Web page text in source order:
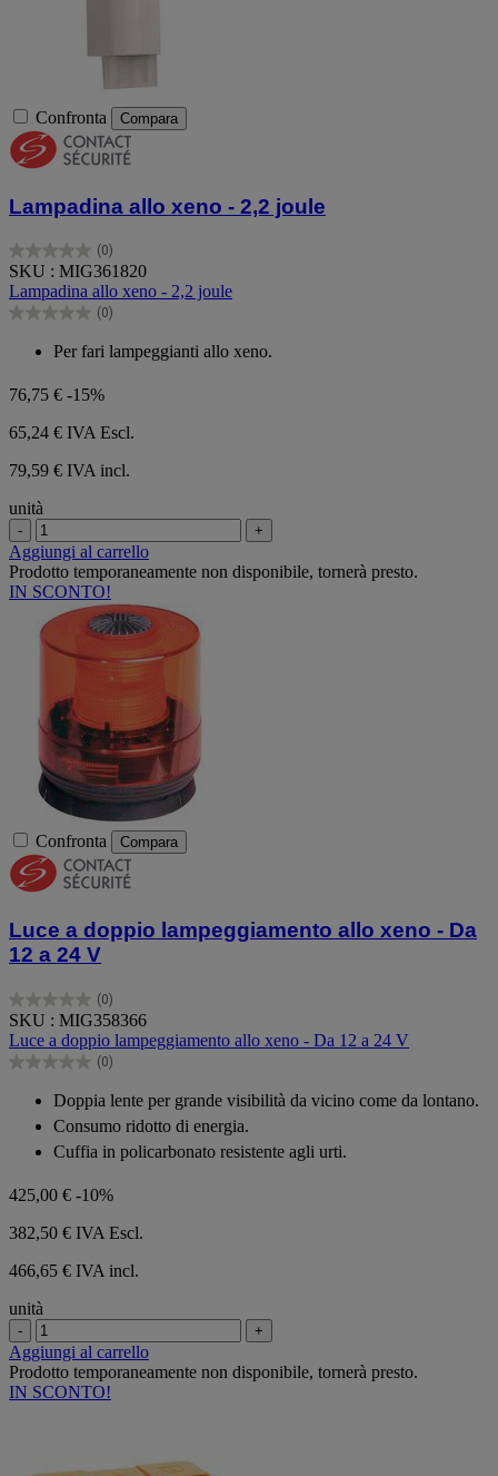
Confronta Compara
Lampadina allo xeno - 2,2 joule
(0)
0.0
su
5
stelle.
SKU : MIG361820
Lampadina allo xeno - 2,2 joule
(0)
0.0
Per fari lampeggianti allo xeno.
76,75 € -15%
65,24 € IVA Escl.
79,59 € IVA incl.
unità
- +
Aggiungi al carrello
Prodotto temporaneamente non disponibile, tornerà presto.
IN SCONTO!
Confronta Compara
Luce a doppio lampeggiamento allo xeno - Da
12 a 24 V
(0)
0.0
su
5
stelle.
SKU : MIG358366
Luce a doppio lampeggiamento allo xeno - Da 12 a 24 V
(0)
0.0
stelle.
Doppia lente per grande visibilità da vicino come da lontano.
Consumo ridotto di energia.
Cuffia in policarbonato resistente agli urti.
425,00 € -10%
382,50 € IVA Escl.
466,65 € IVA incl.
unità
- +
Aggiungi al carrello
Prodotto temporaneamente non disponibile, tornerà presto.
IN SCONTO!